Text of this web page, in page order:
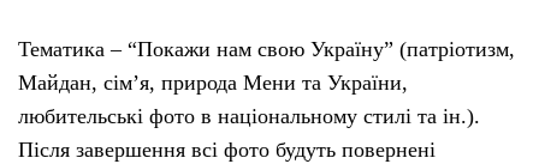
Тематика – “Покажи нам свою Україну” (патріотизм,
Майдан, сім’я, природа Мени та України,
любительські фото в національному стилі та ін.).
Після завершення всі фото будуть повернені